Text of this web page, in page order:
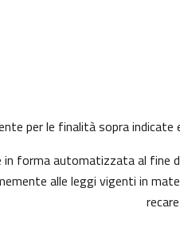
per le finalità sopra
forma automatizzata al fine
alle leggi vigenti in